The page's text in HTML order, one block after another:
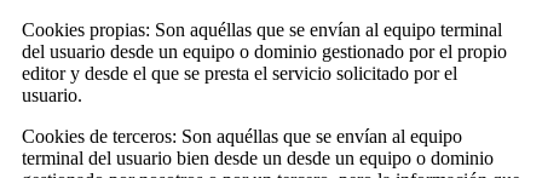
Cookies propias: Son aquéllas que se envían al equipo terminal
del usuario desde un equipo o dominio gestionado por el propio
editor y desde el que se presta el servicio solicitado por el
usuario.
Cookies de terceros: Son aquéllas que se envían al equipo
terminal del usuario bien desde un desde un equipo o dominio